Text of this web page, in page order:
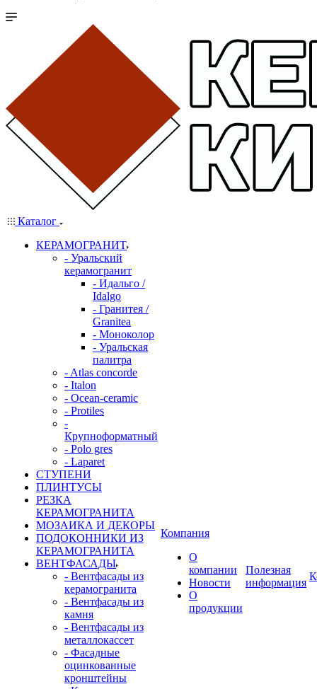
Каталог
КЕРАМОГРАНИТ
- Уральский
керамогранит
- Идальго /
Idalgo
- Гранитея /
Granitea
- Моноколор
- Уральская
палитра
- Atlas concorde
- Italon
- Ocean-ceramic
- Protiles
-
Крупноформатный
- Polo gres
- Laparet
СТУПЕНИ
ПЛИНТУСЫ
РЕЗКА
КЕРАМОГРАНИТА
МОЗАИКА И ДЕКОРЫ
ПОДОКОННИКИ ИЗ
КЕРАМОГРАНИТА
ВЕНТФАСАДЫ
- Вентфасады из
керамогранита
- Вентфасады из
камня
- Вентфасады из
металлокассет
- Фасадные
оцинкованные
кронштейны
Компания
О
компании
Новости
О
продукции
Полезная
информация